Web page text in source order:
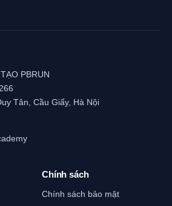
PBRUN
Tân, Cầu Giấy, Hà Nội
Chính sách
Chính sách bảo mật